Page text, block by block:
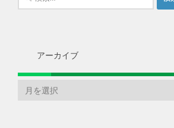
索:
アーカイブ